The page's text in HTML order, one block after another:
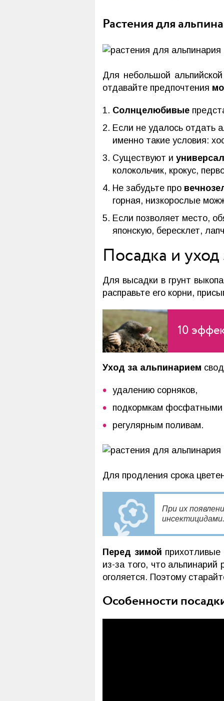
Растения для
Для небольшой
отдавайте предпочтения
Солнцелюбивые
Если не удалось отдать
именно такие условия:
Существуют и
колокольчик, крокус,
Не забудьте про
горная, низкорослые
Если позволяет место,
японскую, бересклет,
Посадка и
Для высадки в грунт
расправьте его корни,
10
Уход за альпинарием
удалению сорняков,
подкормкам
регулярным поливам.
Для продления срока
При их
инсектицидами.
Перед зимой прихотливые
из-за того, что
оголяется. Поэтому
Особенности